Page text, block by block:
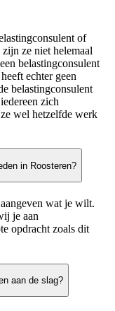
of
ze niet helemaal
belastingconsulent
echter geen
belastingconsulent
zich
wel hetzelfde werk
in Roosteren?
wat je wilt.
je aan
opdracht zoals dit
aan de slag?